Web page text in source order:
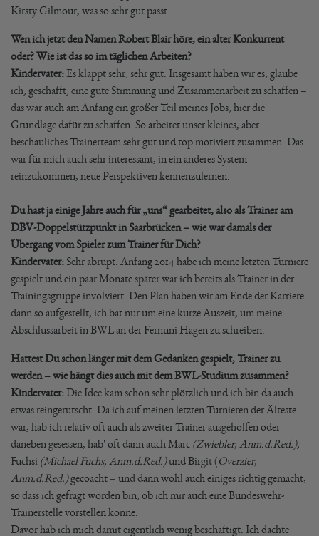
Kirsty Gilmour, was so sehr gut passt.
Wen ich jetzt den Namen Robert Blair höre, ein alter Konkurrent
oder? Wie ist das so im täglichen Arbeiten?
Kindervater: Es klappt sehr, sehr gut. Insgesamt haben wir es, glaube
ich, geschafft, eine gute Stimmung und Zusammenarbeit zu schaffen –
das war auch am Anfang ein großer Teil meines Jobs, hier die
Grundlage dafür zu schaffen. So arbeitet unser kleines, aber
beschauliches Trainerteam sehr gut und top motiviert zusammen. Das
war für mich auch sehr interessant, in ein anderes System
reinzukommen, neue Perspektiven kennenzulernen.
Du hast ja einige Jahre auch für „uns“ gearbeitet, also als Trainer am
DBV-Doppelstützpunkt in Saarbrücken – wie war damals der
Übergang vom Spieler zum Trainer für Dich?
Kindervater:Sehr abrupt. Anfang 2014 habe ich meine letzten Turniere
gespielt und ein paar Monate später war ich bereits als Trainer in der
Trainingsgruppe involviert. Den Plan haben wir am Ende der Karriere
dann so aufgestellt, ich bat nur um eine kurze Auszeit, um meine
Abschlussarbeit in BWL an der Fernuni Hagen zu schreiben.
Hattest Du schon länger mit dem Gedanken gespielt, Trainer zu
werden – wie hängt dies auch mit dem BWL-Studium zusammen?
Kindervater:Die Idee kam schon sehr plötzlich und ich bin da auch
etwas reingerutscht. Da ich auf meinen letzten Turnieren der Älteste
war, hab ich relativ oft auch als zweiter Trainer ausgeholfen oder
daneben gesessen, hab' oft dann auch Marc (Zwiebler, Anm.d.Red.),
Fuchsi (Michael Fuchs, Anm.d.Red.)und Birgit (Overzier,
Anm.d.Red.)gecoacht – und dann wohl auch einiges richtig gemacht,
so dass ich gefragt worden bin, ob ich mir auch eine Bundeswehr-
Trainerstelle vorstellen könne.
Davor hab ich mich damit eigentlich wenig beschäftigt. Ich dachte